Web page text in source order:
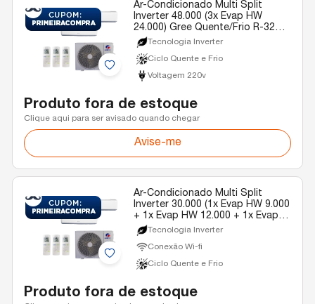
Ar-Condicionado Multi Split
Inverter 48.000 (3x Evap HW
24.000) Gree Quente/Frio R-32
220vTecnologia Inverter
Ciclo Quente e Frio
Voltagem 220v
Produto fora de estoque
Clique aqui para ser avisado quando chegar
Avise-me
Ar-Condicionado Multi Split
Inverter 30.000 (1x Evap HW 9.000
+ 1x Evap HW 12.000 + 1x Evap
HW 24.000) Gree Quente/Frio R-
32 220v
Tecnologia Inverter
Conexão Wi-fi
Ciclo Quente e Frio
Produto fora de estoque